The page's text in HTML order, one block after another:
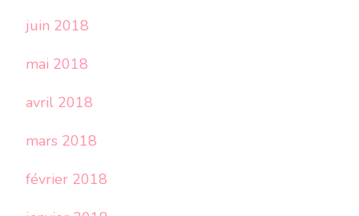
juin 2018
mai 2018
avril 2018
mars 2018
février 2018